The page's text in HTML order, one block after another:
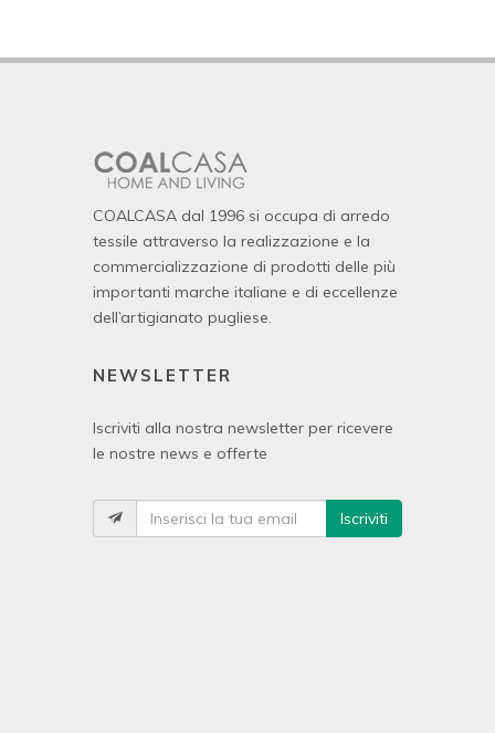
COALCASA dal 1996 si occupa di arredo
tessile attraverso la realizzazione e la
commercializzazione di prodotti delle più
importanti marche italiane e di eccellenze
dell’artigianato pugliese.
NEWSLETTER
Iscriviti alla nostra newsletter per ricevere
le nostre news e offerte
Iscriviti